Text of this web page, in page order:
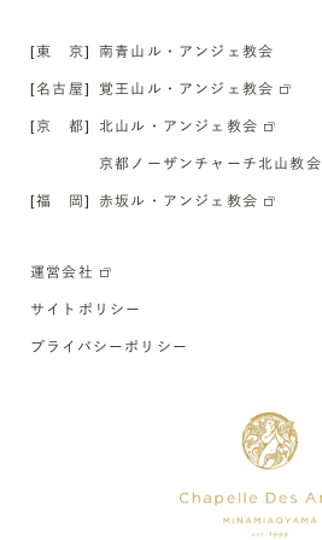
[東 京] 南青山ル・アンジェ教会
[名古屋] 覚王山ル・アンジェ教会
[京 都] 北山ル・アンジェ教会
京都ノーザンチャーチ北山教会
[福 岡] 赤坂ル・アンジェ教会
運営会社
サイトポリシー
プライバシーポリシー